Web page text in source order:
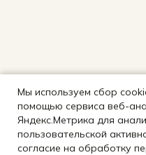
Мы используем сбор
помощью сервиса веб-
Яндекс.Метрика для
пользовательской
согласие на обработку